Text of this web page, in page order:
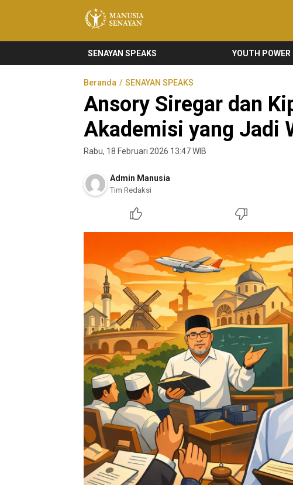
Manusia Senayan
Manusia Bicara, Senayan Bersuara
SENAYAN SPEAKS YOUTH POWER
Beranda SENAYAN SPEAKS
Ansory Siregar dan
Akademisi yang Jadi
Rabu, 18 Februari 2026 13:47 WIB
Admin Manusia
Tim Redaksi